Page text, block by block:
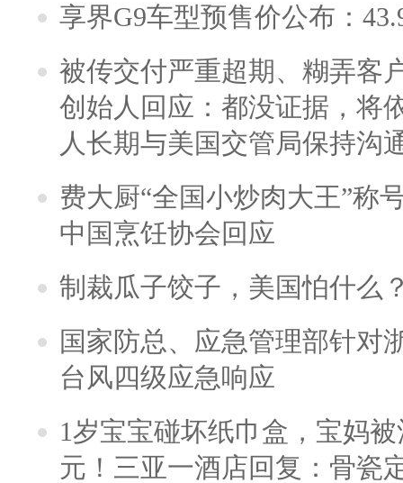
享界G9车型预售价公布：
被传交付严重超期、糊弄客
创始人回应：都没证据，将
人长期与美国交管局保持沟
费大厨“全国小炒肉大王”称
中国烹饪协会回应
制裁瓜子饺子，美国怕什么
国家防总、应急管理部针对
台风四级应急响应
1岁宝宝碰坏纸巾盒，宝妈
元！三亚一酒店回复：骨瓷